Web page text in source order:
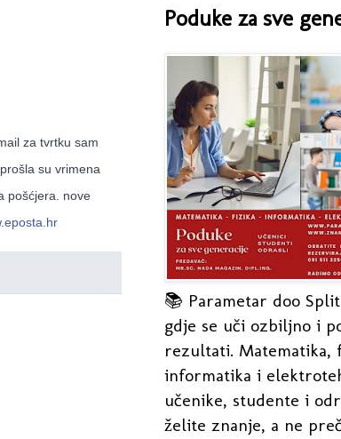
za tvrtku sam
su vrimena
pošćjera. nove
Poduke za sve
📚 Parametar doo
gdje se uči ozbiljno i
rezultati. Matematika,
informatika i
učenike, studente i
želite znanje, a ne